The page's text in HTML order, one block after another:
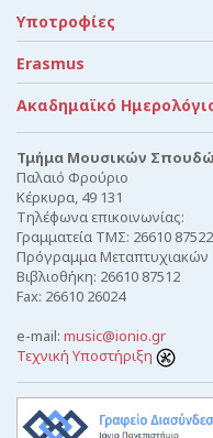
Υποτροφίες
Erasmus
Ακαδημαϊκό
Τμήμα Μουσικών
Παλαιό Φρούριο
Κέρκυρα, 49 131
Τηλέφωνα επικοινωνίας:
Γραμματεία ΤΜΣ: 26610 87522
Πρόγραμμα
Βιβλιοθήκη: 26610 87512
Fax: 26610 26024
e-mail: music@ionio.gr
Τεχνική Υποστήριξη